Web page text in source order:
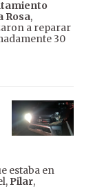
Rosa,
a reparar
30
estaba en
Pilar,